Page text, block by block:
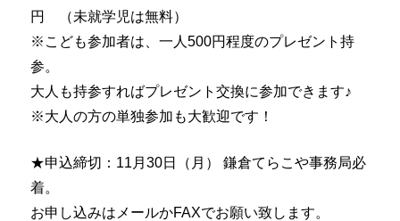
円 （未就学児は無料）
※こども参加者は、一人500円程度のプレゼント持
参。
大人も持参すればプレゼント交換に参加できます♪
※大人の方の単独参加も大歓迎です！
★申込締切：11月30日（月） 鎌倉てらこや事務局必
着。
お申し込みはメールかFAXでお願い致します。